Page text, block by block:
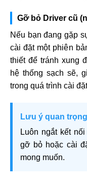
Gỡ bỏ Driver cũ
Nếu bạn đang gặp
cài đặt một phiên
thiết để tránh xung
hệ thống sạch sẽ,
trong quá trình cài
Lưu ý quan
Luôn ngắt kết
gỡ bỏ hoặc cài
mong muốn.